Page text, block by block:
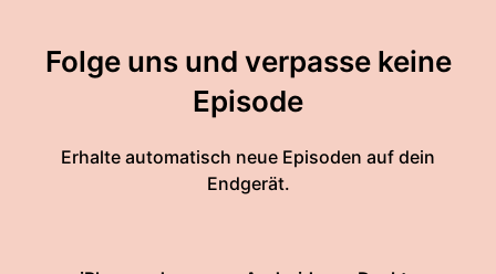
Folge uns und verpasse keine
Episode
Erhalte automatisch neue Episoden auf dein
Endgerät.